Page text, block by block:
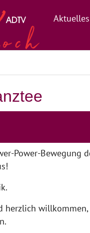
Aktuelles
Power-Bewegung
herzlich